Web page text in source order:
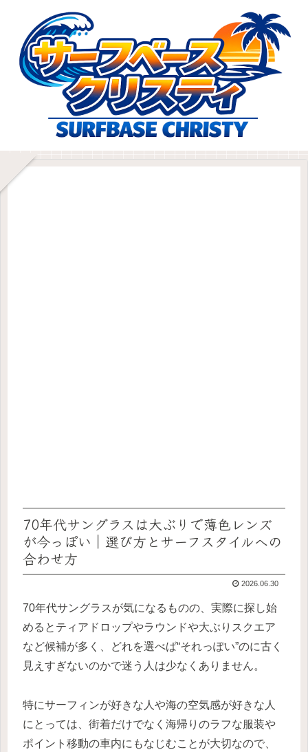
70年代サングラスは大ぶりで薄色レンズ
が今っぽい｜選び方とサーフスタイルへの
合わせ方
2026.06.30
70年代サングラスが気になるものの、実際に探し始
めるとティアドロップやラウンドや大ぶりスクエア
など候補が多く、どれを選べば“それっぽい”のに古く
見えすぎないのかで迷う人は少なくありません。
特にサーフィンが好きな人や海の空気感が好きな人
にとっては、街着だけでなく海帰りのラフな服装や
ポイント移動の車内にもなじむことが大切なので、